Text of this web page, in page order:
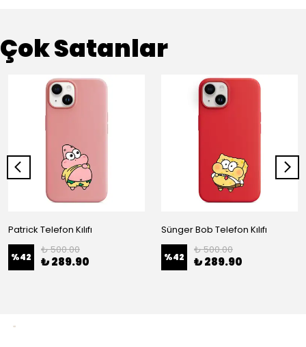
Çok Satanlar
Patrick Telefon Kılıfı
%42
₺ 500.00
₺ 289.90
Sünger Bob Telefon Kılıfı
%42
₺ 500.00
₺ 289.90